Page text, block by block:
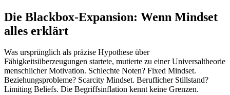
Die Blackbox-Expansion: Wenn Mindset
alles erklärt
Was ursprünglich als präzise Hypothese über
Fähigkeitsüberzeugungen startete, mutierte zu einer Universaltheorie
menschlicher Motivation. Schlechte Noten? Fixed Mindset.
Beziehungsprobleme? Scarcity Mindset. Beruflicher Stillstand?
Limiting Beliefs. Die Begriffsinflation kennt keine Grenzen.